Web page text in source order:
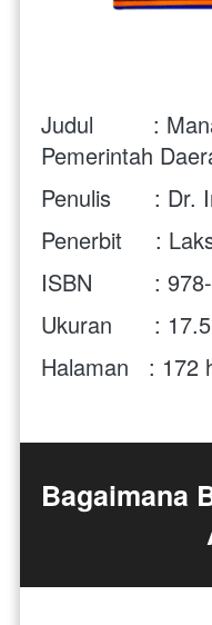
Judul         :
Pemerintah
Penerbit     :
ISBN
Ukuran
Halaman   : 172
Bagaimana